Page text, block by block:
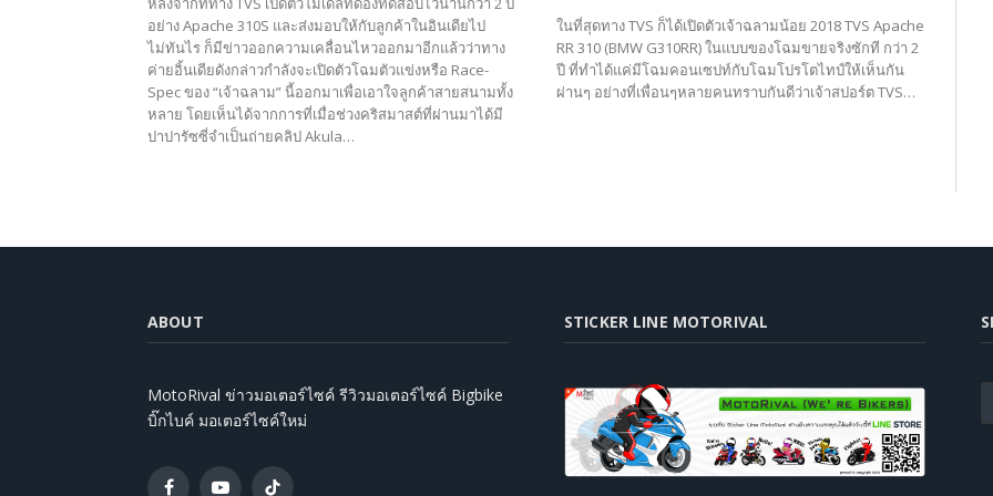
อย่าง Apache 310S และส่งมอบให้กับลูกค้าในอินเดียไป
ไม่ทันไร ก็มีข่าวออกความเคลื่อนไหวออกมาอีกแล้วว่าทาง
ค่ายอิ้นเดียดังกล่าวกำลังจะเปิดตัวโฉมตัวแข่งหรือ Race-
Spec ของ “เจ้าฉลาม” นี้ออกมาเพื่อเอาใจลูกค้าสายสนามทั้ง
หลาย โดยเห็นได้จากการที่เมื่อช่วงคริสมาสต์ที่ผ่านมาได้มี
ปาปารัซซี่จำเป็นถ่ายคลิป Akula…
ในที่สุดทาง TVS ก็ได้เปิดตัวเจ้าฉลามน้อย 2018 TVS Apache
RR 310 (BMW G310RR) ในแบบของโฉมขายจริงซักที กว่า 2
ปี ที่ทำได้แค่มีโฉมคอนเซปท์กับโฉมโปรโตไทป์ให้เห็นกัน
ผ่านๆ อย่างที่เพื่อนๆหลายคนทราบกันดีว่าเจ้าสปอร์ต TVS…
ABOUT
MotoRival ข่าวมอเตอร์ไซค์ รีวิวมอเตอร์ไซค์ Bigbike
บิ๊กไบค์ มอเตอร์ไซค์ใหม่
STICKER LINE MOTORIVAL